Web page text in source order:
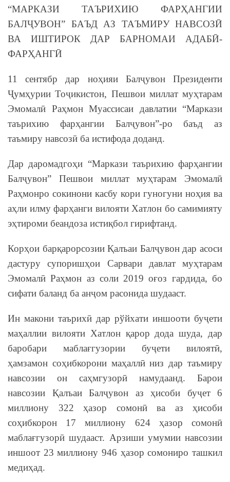
“МАРКАЗИ ТАЪРИХИЮ ФАРҲАНГИИ
БАЛҶУВОН” БАЪД АЗ ТАЪМИРУ НАВСОЗӢ
ВА ИШТИРОК ДАР БАРНОМАИ АДАБӢ-
ФАРҲАНГӢ
11 сентябр дар ноҳияи Балҷувон Президенти
Ҷумҳурии Тоҷикистон, Пешвои миллат муҳтарам
Эмомалӣ Раҳмон Муассисаи давлатии “Маркази
таърихию фарҳангии Балҷувон”-ро баъд аз
таъмиру навсозӣ ба истифода доданд.
Дар даромадгоҳи “Маркази таърихию фарҳангии
Балҷувон” Пешвои миллат муҳтарам Эмомалӣ
Раҳмонро сокинони касбу кори гуногуни ноҳия ва
аҳли илму фарҳанги вилояти Хатлон бо самимияту
эҳтироми беандоза истиқбол гирифтанд.
Корҳои барқарорсозии Қалъаи Балҷувон дар асоси
дастуру супоришҳои Сарвари давлат муҳтарам
Эмомалӣ Раҳмон аз соли 2019 оғоз гардида, бо
сифати баланд ба анҷом расонида шудааст.
Ин макони таърихӣ дар рўйхати иншооти буҷети
маҳаллии вилояти Хатлон қарор дода шуда, дар
баробари маблағгузории буҷети вилоятӣ,
ҳамзамон соҳибкорони маҳаллӣ низ дар таъмиру
навсозии он саҳмгузорӣ намудаанд. Барои
навсозии Қалъаи Балҷувон аз ҳисоби буҷет 6
миллиону 322 ҳазор сомонӣ ва аз ҳисоби
соҳибкорон 17 миллиону 624 ҳазор сомонӣ
маблағгузорӣ шудааст. Арзиши умумии навсозии
иншоот 23 миллиону 946 ҳазор сомониро ташкил
медиҳад.